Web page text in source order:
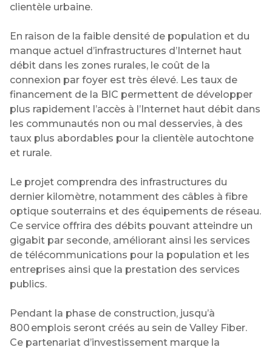
clientèle urbaine.
En raison de la faible densité de population et du
manque actuel d’infrastructures d’Internet haut
débit dans les zones rurales, le coût de la
connexion par foyer est très élevé. Les taux de
financement de la BIC permettent de développer
plus rapidement l’accès à l’Internet haut débit dans
les communautés non ou mal desservies, à des
taux plus abordables pour la clientèle autochtone
et rurale.
Le projet comprendra des infrastructures du
dernier kilomètre, notamment des câbles à fibre
optique souterrains et des équipements de réseau.
Ce service offrira des débits pouvant atteindre un
gigabit par seconde, améliorant ainsi les services
de télécommunications pour la population et les
entreprises ainsi que la prestation des services
publics.
Pendant la phase de construction, jusqu’à
800 emplois seront créés au sein de Valley Fiber.
Ce partenariat d’investissement marque la